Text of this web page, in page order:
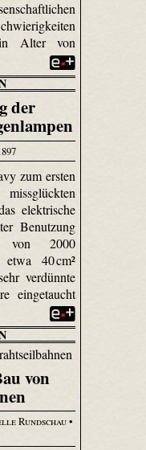
Alter von
der
zum ersten
elektrische
Benutzung
von 2000
40 cm²
verdünnte
eingetaucht
von
Rundschau•